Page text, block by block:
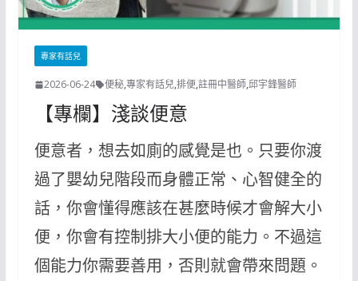
專家有話兒
2026-06-24 便秘,專家有話兒,排便,註冊中醫師,邱宇鋒醫師
【專欄】淺談便意
便意者，想去如廁的感覺是也。只要你渡
過了嬰幼兒階段而身體正常、心智健全的
話，你會懂得應該在甚麼時候才會解大小
便，你會有控制排大小便的能力。不過這
個能力你需要善用，否則就會帶來問題。